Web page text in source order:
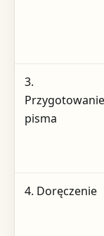
3.
Przygotowanie
pisma
4. Doręczenie